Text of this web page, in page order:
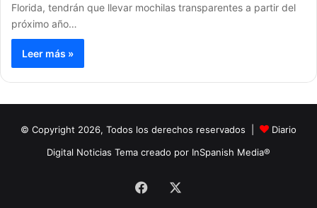
Florida, tendrán que llevar mochilas transparentes a partir del
próximo año…
Leer más »
© Copyright 2026, Todos los derechos reservados |
Diario
Digital Noticias Tema creado por InSpanish Media®
Facebook